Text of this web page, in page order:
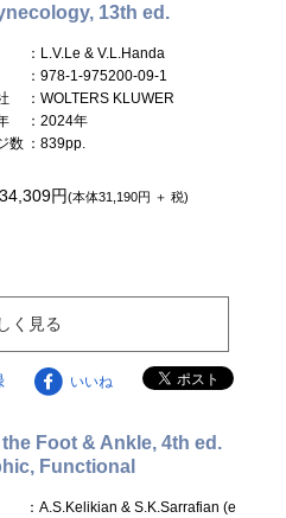
13th ed.
：L.V.Le & V.L.Handa
：978-1-975200-09-1
：WOLTERS KLUWER
：2024年
数 ：839pp.
34,309円(本体31,190円 ＋ 税)
く見る
いいね
Foot & Ankle, 4th ed.
Functional
：A.S.Kelikian & S.K.Sarrafian (e